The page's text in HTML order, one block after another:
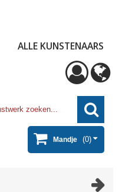
ALLE KUNSTENAARS
Mandje (0)